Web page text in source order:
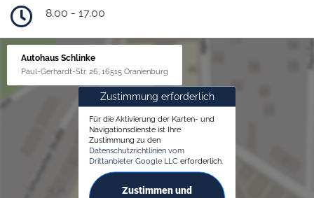
8.00 - 17.00
Autohaus Schlinke
Paul-Gerhardt-Str. 26, 16515 Oranienburg
Zustimmung erforderlich
Für die Aktivierung der Karten- und
Navigationsdienste ist Ihre
Zustimmung zu den
Datenschutzrichtlinien vom
Drittanbieter Google LLC erforderlich.
Zustimmen und